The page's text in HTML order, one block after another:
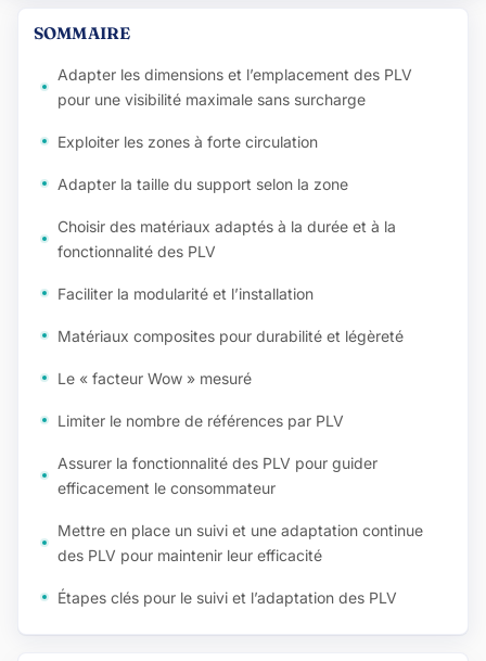
SOMMAIRE
Adapter les dimensions et l’emplacement des PLV
pour une visibilité maximale sans surcharge
Exploiter les zones à forte circulation
Adapter la taille du support selon la zone
Choisir des matériaux adaptés à la durée et à la
fonctionnalité des PLV
Faciliter la modularité et l’installation
Matériaux composites pour durabilité et légèreté
Le « facteur Wow » mesuré
Limiter le nombre de références par PLV
Assurer la fonctionnalité des PLV pour guider
efficacement le consommateur
Mettre en place un suivi et une adaptation continue
des PLV pour maintenir leur efficacité
Étapes clés pour le suivi et l’adaptation des PLV